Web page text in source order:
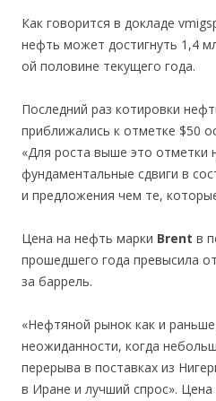
Как говорится в докладе
нефть может достигнуть 1,4
ой половине текущего года.
Последний раз котировки
приближались к отметке $50
«Для роста выше это отметки
фундаментальные сдвиги в
и предложения чем те,
Цена на нефть марки Brent в
прошедшего года превысила
за баррель.
«Нефтяной рынок как и
неожиданности, когда
перерыва в поставках из
в Иране и лучший спрос». Цена